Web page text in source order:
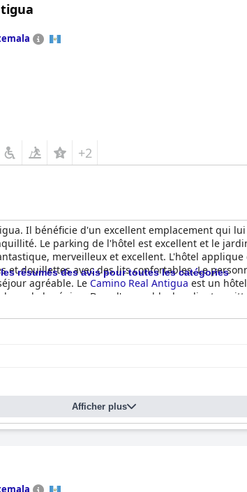
+2
Il bénéficie d'un excellent emplacement qui
Le parking de l'hôtel est excellent et le
merveilleux et excellent. L'hôtel
et douillettes avec des lits confortables. Le
agréable. Le Camino Real Antigua est un
de la région. Dans l'ensemble, les clients
résumés des avis pour toutes les catégories
Afficher plus